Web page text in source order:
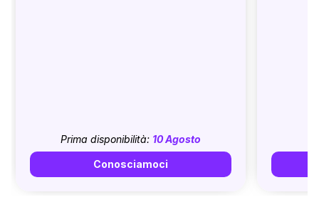
Prima disponibilità: 10 Agosto
Conosciamoci